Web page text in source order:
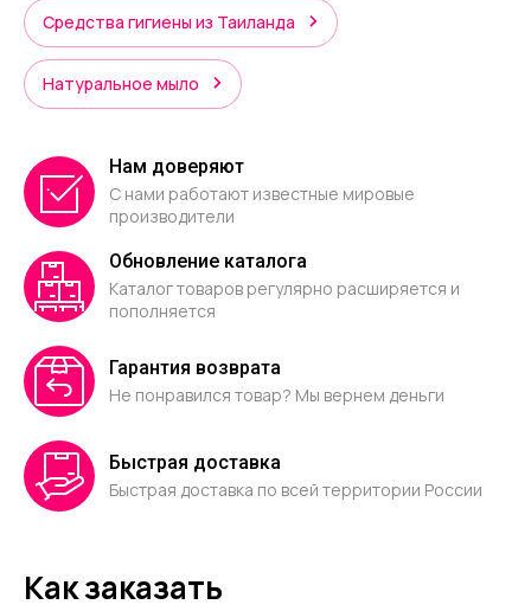
Средства гигиены из Таиланда
Натуральное мыло
Нам доверяют
С нами работают известные мировые
производители
Обновление каталога
Каталог товаров регулярно расширяется и
пополняется
Гарантия возврата
Не понравился товар? Мы вернем деньги
Быстрая доставка
Быстрая доставка по всей территории России
Как заказать